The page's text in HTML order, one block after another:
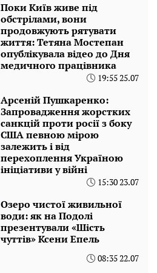
Поки Київ живе під
обстрілами, вони
продовжують рятувати
життя: Тетяна Мостепан
опублікувала відео до Дня
медичного працівника
19:55 25.07
Арсеній Пушкаренко:
Запровадження жорстких
санкцій проти росії з боку
США певною мірою
залежить і від
перехоплення Україною
ініціативи у війні
15:30 23.07
Озеро чистої живильної
води: як на Подолі
презентували «Шість
чуттів» Ксени Епель
08:35 22.07